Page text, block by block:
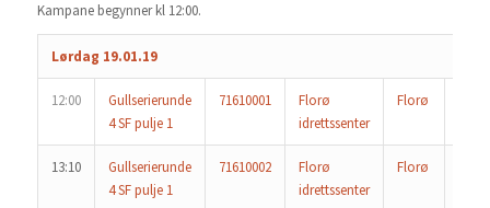
Kampane begynner kl 12:00.
Lørdag 19.01.19
12:00
Gullserierunde
4 SF pulje 1
71610001
Florø
idrettssenter
Florø
13:10
Gullserierunde
4 SF pulje 1
71610002
Florø
idrettssenter
Florø